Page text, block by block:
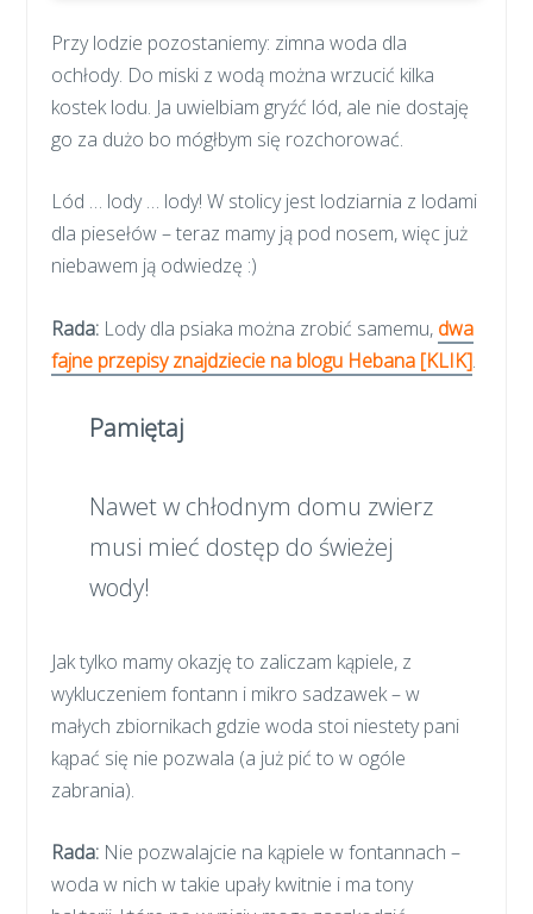
Przy lodzie pozostaniemy: zimna woda dla
ochłody. Do miski z wodą można wrzucić kilka
kostek lodu. Ja uwielbiam gryźć lód, ale nie dostaję
go za dużo bo mógłbym się rozchorować.
Lód … lody … lody! W stolicy jest lodziarnia z lodami
dla piesełów – teraz mamy ją pod nosem, więc już
niebawem ją odwiedzę :)
Rada: Lody dla psiaka można zrobić samemu, dwa
fajne przepisy znajdziecie na blogu Hebana [KLIK].
Pamiętaj
Nawet w chłodnym domu zwierz
musi mieć dostęp do świeżej
wody!
Jak tylko mamy okazję to zaliczam kąpiele, z
wykluczeniem fontann i mikro sadzawek – w
małych zbiornikach gdzie woda stoi niestety pani
kąpać się nie pozwala (a już pić to w ogóle
zabrania).
Rada: Nie pozwalajcie na kąpiele w fontannach –
woda w nich w takie upały kwitnie i ma tony